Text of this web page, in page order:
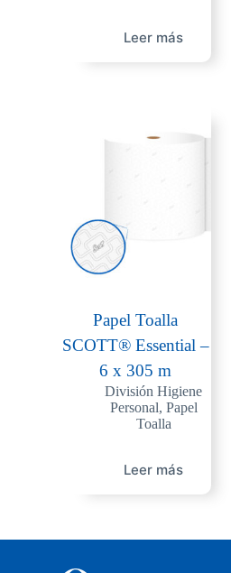
Leer más
Papel Toalla
SCOTT® Essential –
6 x 305 m
División Higiene
Personal, Papel
Toalla
Leer más